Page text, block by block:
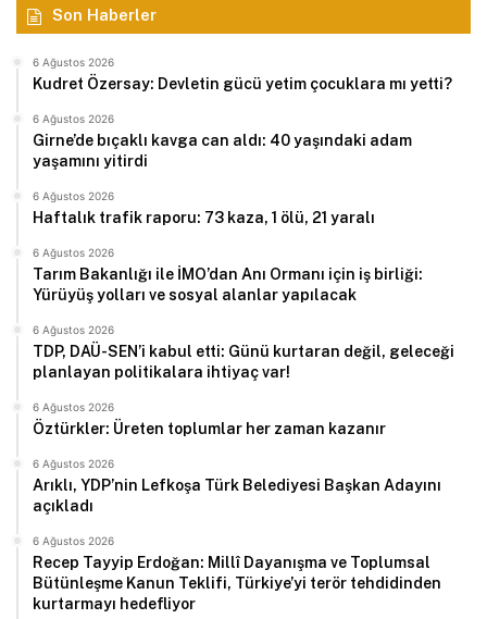
Son Haberler
6 Ağustos 2026
Kudret Özersay: Devletin gücü yetim çocuklara mı yetti?
6 Ağustos 2026
Girne’de bıçaklı kavga can aldı: 40 yaşındaki adam
yaşamını yitirdi
6 Ağustos 2026
Haftalık trafik raporu: 73 kaza, 1 ölü, 21 yaralı
6 Ağustos 2026
Tarım Bakanlığı ile İMO’dan Anı Ormanı için iş birliği:
Yürüyüş yolları ve sosyal alanlar yapılacak
6 Ağustos 2026
TDP, DAÜ-SEN’i kabul etti: Günü kurtaran değil, geleceği
planlayan politikalara ihtiyaç var!
6 Ağustos 2026
Öztürkler: Üreten toplumlar her zaman kazanır
6 Ağustos 2026
Arıklı, YDP’nin Lefkoşa Türk Belediyesi Başkan Adayını
açıkladı
6 Ağustos 2026
Recep Tayyip Erdoğan: Millî Dayanışma ve Toplumsal
Bütünleşme Kanun Teklifi, Türkiye’yi terör tehdidinden
kurtarmayı hedefliyor